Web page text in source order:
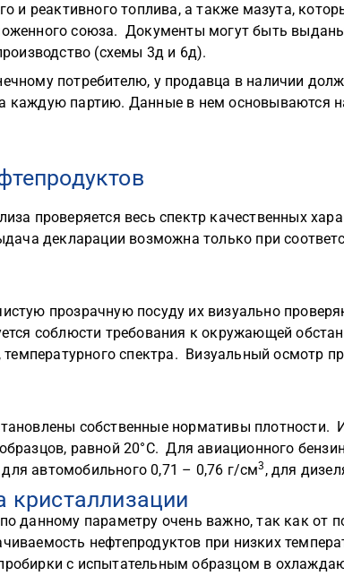
и реактивного топлива, а также мазута,
союза. Документы могут быть
(схемы 3д и 6д).
потребителю, у продавца в наличии
каждую партию. Данные в нем основываются
проверяется весь спектр качественных
декларации возможна только при
прозрачную посуду их визуально
соблюсти требования к окружающей
температурного спектра. Визуальный осмотр
собственные нормативы плотности.
равной 20°C. Для авиационного
для автомобильного 0,71 – 0,76 г/см3 , для
кристаллизации
данному параметру очень важно, так как от
нефтепродуктов при низких
с испытательным образцом в